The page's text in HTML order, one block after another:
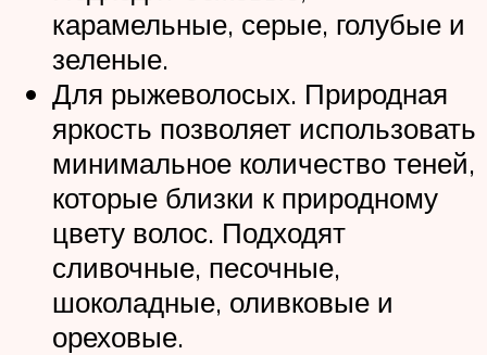
карамельные, серые, голубые и
зеленые.
Для рыжеволосых. Природная
яркость позволяет использовать
минимальное количество теней,
которые близки к природному
цвету волос. Подходят
сливочные, песочные,
шоколадные, оливковые и
ореховые.